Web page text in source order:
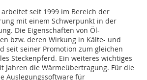
seit 1999 im Bereich der
mit einem Schwerpunkt in der
Die Eigenschaften von Öl-
bzw. deren Wirkung in Kälte- und
seit seiner Promotion zum gleichen
Steckenpferd. Ein weiteres wichtiges
Jahren die Wärmeübertragung. Für die
Auslegungssoftware für